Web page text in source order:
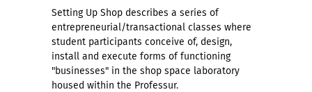
Setting Up Shop describes a series of
entrepreneurial/transactional classes where
student participants conceive of, design,
install and execute forms of functioning
"businesses" in the shop space laboratory
housed within the Professur.